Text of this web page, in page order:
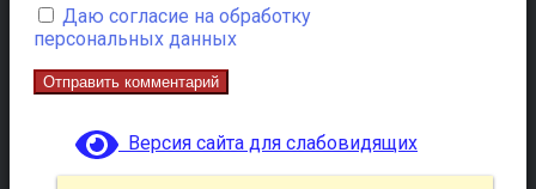
Даю согласие на обработку
персональных данных
Версия сайта для слабовидящих